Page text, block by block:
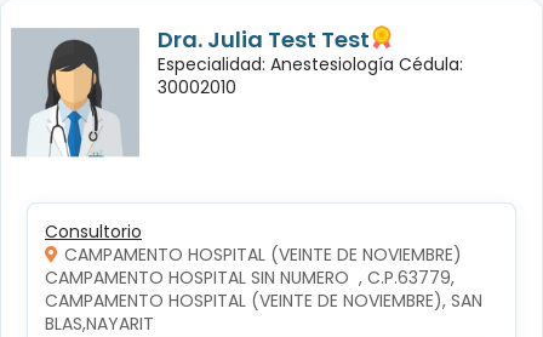
Dra. Julia Test Test
Especialidad: Anestesiología Cédula:
30002010
Consultorio
CAMPAMENTO HOSPITAL (VEINTE DE NOVIEMBRE)
CAMPAMENTO HOSPITAL SIN NUMERO  , C.P.63779,
CAMPAMENTO HOSPITAL (VEINTE DE NOVIEMBRE), SAN
BLAS,NAYARIT